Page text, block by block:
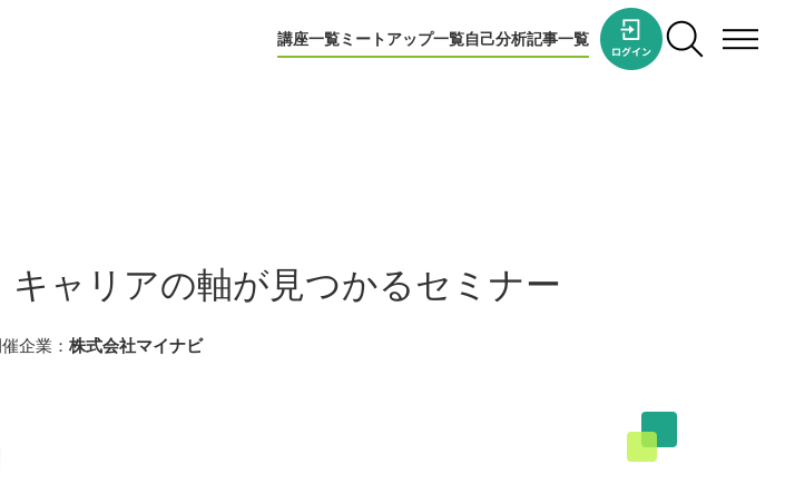
講座一覧ミートアップ一覧自己分析記事一覧
キャリアの軸が見つかるセミナー
企業： 株式会社マイナビ